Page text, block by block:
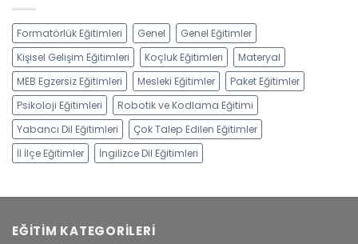
Formatörlük Eğitimleri Genel
Genel Eğitimler
Kişisel Gelişim Eğitimleri
Koçluk Eğitimleri
Materyal
MEB Egzersiz Eğitimleri
Mesleki Eğitimler
Paket Eğitimler
Psikoloji Eğitimleri
Robotik ve Kodlama Eğitimi
Yabancı Dil Eğitimleri
Çok Talep Edilen Eğitimler
İl İlçe Eğitimler
İngilizce Dil Eğitimleri
EĞITIM KATEGORILERI